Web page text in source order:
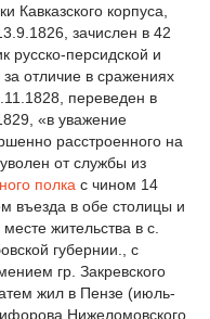
Кавказского корпуса,
зачислен в 42
русско-персидской и
отличие в сражениях
переведен в
«в уважение
расстроенного на
от службы из
полка с чином 14
въезда в обе столицы и
жительства в с.
губернии., с
гр. Закревского
жил в Пензе (июль-
Нижеломовского